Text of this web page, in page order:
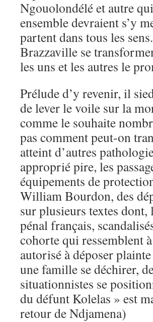
Ngouolondélé et autre
ensemble devraient s’y
partent dans tous les
Brazzaville se
les uns et les autres le
Prélude d’y revenir, il
de lever le voile sur la
comme le souhaite
pas comment peut-on
atteint d’autres
approprié pire, les
équipements de
William Bourdon, des
sur plusieurs textes
pénal français,
cohorte qui ressemblent
autorisé à déposer
une famille se déchirer,
situationnistes se
du défunt Kolelas » est
retour de Ndjamena)